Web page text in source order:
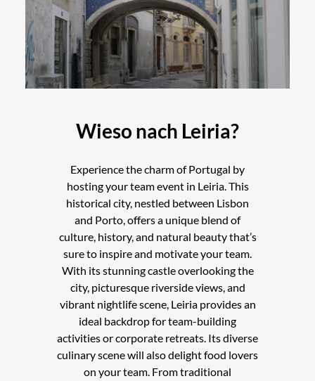
Wieso nach Leiria?
Experience the charm of Portugal by
hosting your team event in Leiria. This
historical city, nestled between Lisbon
and Porto, offers a unique blend of
culture, history, and natural beauty that’s
sure to inspire and motivate your team.
With its stunning castle overlooking the
city, picturesque riverside views, and
vibrant nightlife scene, Leiria provides an
ideal backdrop for team-building
activities or corporate retreats. Its diverse
culinary scene will also delight food lovers
on your team. From traditional